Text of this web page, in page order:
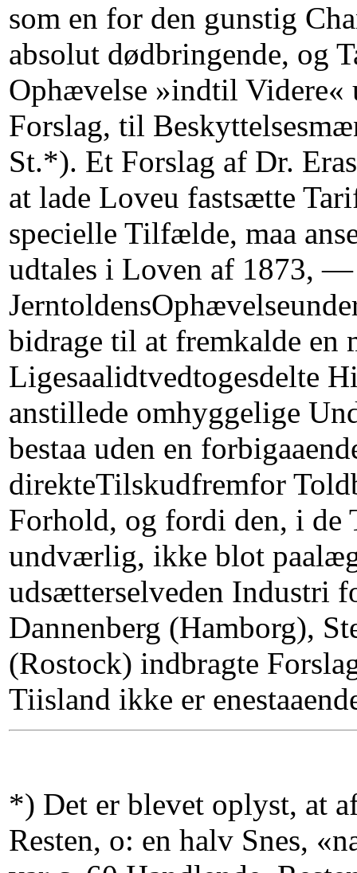
som en for den gunstig
absolut dødbringende, og
Ophævelse »indtil Videre«
Forslag, til
St.*). Et Forslag af Dr.
at lade Loveu fastsætte
specielle Tilfælde, maa
udtales i Loven af 1873, —
bidrage til at fremkalde
Ligesaalidtvedtogesdelte
anstillede omhyggelige
bestaa uden en
direkteTilskudfremfor
Forhold, og fordi den, i
undværlig, ikke blot
udsætterselveden Industri
Dannenberg (Hamborg),
(Rostock) indbragte
Tiisland ikke er
*) Det er blevet oplyst, at
Resten, o: en halv Snes,